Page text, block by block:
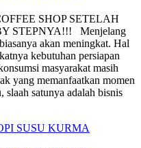
SHOP SETELAH
STEPNYA!!! Menjelang
akan meningkat. Hal
kebutuhan persiapan
masyarakat masih
yang memanfaatkan momen
slaah satunya adalah bisnis